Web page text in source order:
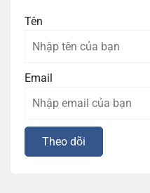
Tên
Email